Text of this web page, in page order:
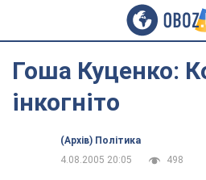
Гоша Куценко:
інкогніто
(Архів) Політика
4.08.2005 20:05
498